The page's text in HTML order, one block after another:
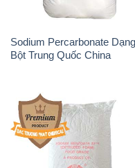
Sodium Benzoate – Mốc Bột